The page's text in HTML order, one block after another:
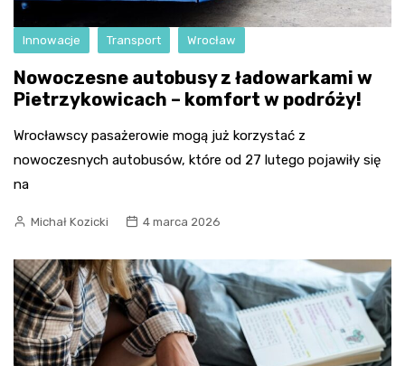
Innowacje Transport Wrocław
Nowoczesne autobusy z ładowarkami w
Pietrzykowicach – komfort w podróży!
Wrocławscy pasażerowie mogą już korzystać z
nowoczesnych autobusów, które od 27 lutego pojawiły się
na
Michał Kozicki 4 marca 2026